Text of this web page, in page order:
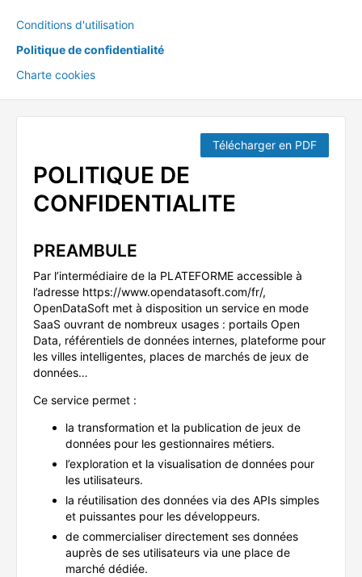
Conditions d'utilisation
Politique de confidentialité
Charte cookies
Télécharger en PDF
POLITIQUE DE
CONFIDENTIALITE
PREAMBULE
Par l’intermédiaire de la PLATEFORME accessible à
l’adresse https://www.opendatasoft.com/fr/,
OpenDataSoft met à disposition un service en mode
SaaS ouvrant de nombreux usages : portails Open
Data, référentiels de données internes, plateforme pour
les villes intelligentes, places de marchés de jeux de
données…
Ce service permet :
la transformation et la publication de jeux de
données pour les gestionnaires métiers.
l’exploration et la visualisation de données pour
les utilisateurs.
la réutilisation des données via des APIs simples
et puissantes pour les développeurs.
de commercialiser directement ses données
auprès de ses utilisateurs via une place de
marché dédiée.